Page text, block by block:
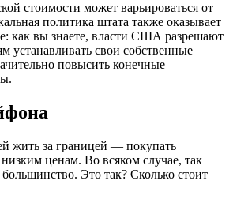
стоимости может варьироваться от
политика штата также оказывает
как вы знаете, власти США разрешают
устанавливать свои собственные
повысить конечные
жить за границей — покупать
ценам. Во всяком случае, так
Это так? Сколько стоит